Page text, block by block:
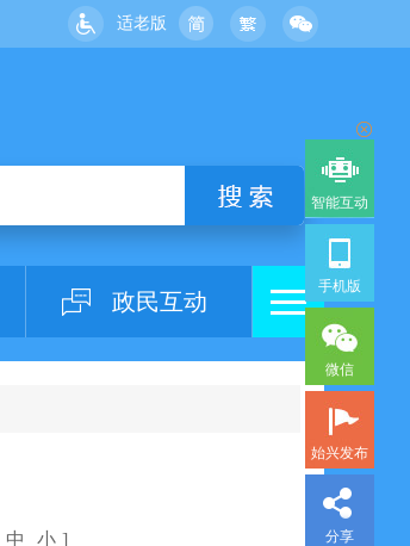
适老版
政民互动
中 小 ]
智能互动
手机版
微信
始兴发布
分享